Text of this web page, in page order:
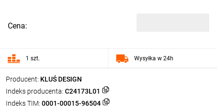
Producent: KLUŚ DESIGN
Indeks producenta: C24173L01
Indeks TIM: 0001-00015-96504
Cena:
1 szt. Wysyłka w 24h